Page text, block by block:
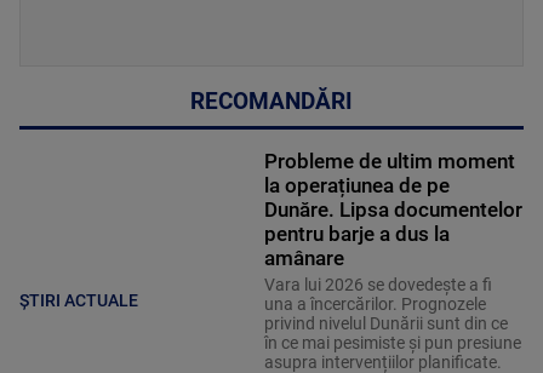
RECOMANDĂRI
ȘTIRI ACTUALE
Probleme de ultim moment
la operațiunea de pe
Dunăre. Lipsa documentelor
pentru barje a dus la
amânare
Vara lui 2026 se dovedește a fi
una a încercărilor. Prognozele
privind nivelul Dunării sunt din ce
în ce mai pesimiste și pun presiune
asupra intervențiilor planificate.